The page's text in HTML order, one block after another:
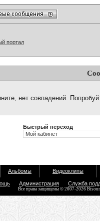
портал
нет совпадений.
Быстрый переход
Альбомы Видеоклипы
Администрация Служба
Все права защищены © 2007-2026